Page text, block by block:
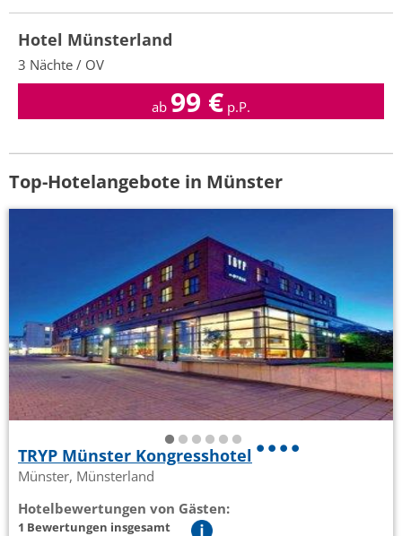
Hotel Münsterland
3 Nächte / OV
ab 99 € p.P.
Top-Hotelangebote in Münster
TRYP Münster Kongresshotel
Münster, Münsterland
Hotelbewertungen von Gästen:
1 Bewertungen insgesamt